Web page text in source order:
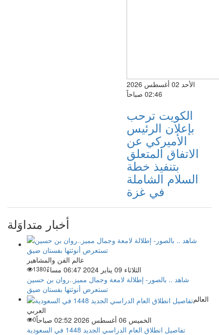
الأحد 02 أغسطس 2026
02:46 صباحاً
الكويت ترحب
بإعلان الرئيس
الأميركي عن
الاتفاق المتعلق
بتنفيذ خطة
السلام الشاملة
في غزة
أخبار متداوَلة
عالم الفن والمشاهير
الثلاثاء 09 يناير 2024 06:47 مساءً
1380
شاهد .. بالصور- إطلالة لامعة وجمال مميز..روان بن حسين
تستعرض أنوثتها بفستان ضيق
العالم
العربي
الخميس 06 أغسطس 2026 02:52 صباحاً
0
تفاصيل انطلاق العام الدراسي الجديد 1448 في السعودية